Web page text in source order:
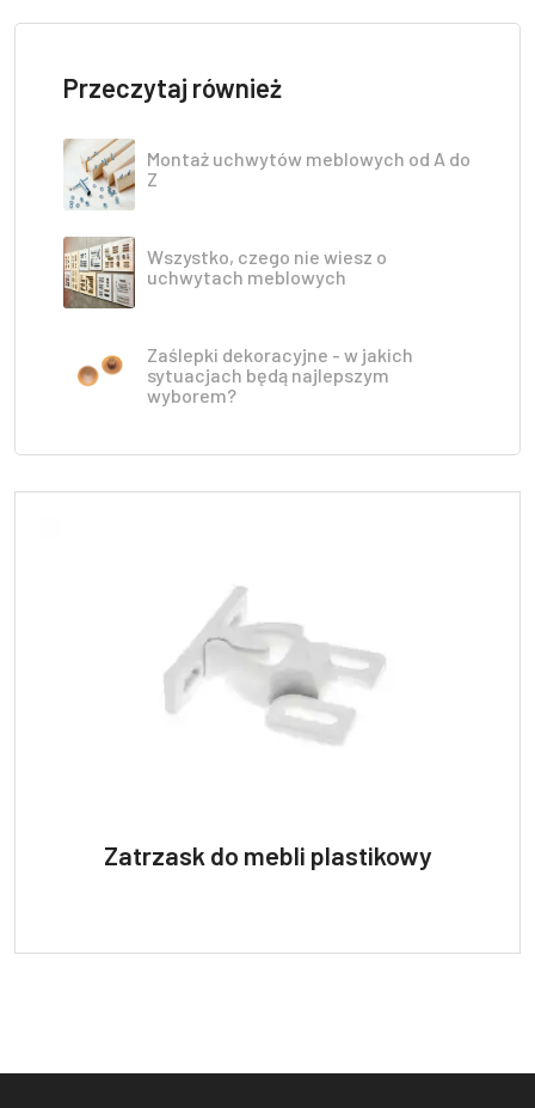
Przeczytaj również
Montaż uchwytów meblowych od A do
Z
Wszystko, czego nie wiesz o
uchwytach meblowych
Zaślepki dekoracyjne - w jakich
sytuacjach będą najlepszym
wyborem?
Zatrzask do mebli plastikowy